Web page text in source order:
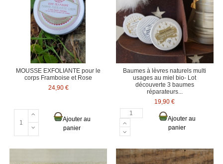
MOUSSE EXFOLIANTE pour le
corps Framboise et Rose
24,90 €
Ajouter au
panier
Baumes à lèvres naturels multi
usages au miel bio- Lot
découverte 3 baumes
réparateurs...
19,90 €
Ajouter au
panier